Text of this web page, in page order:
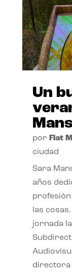
Un
por Flat
ciudad
Sara
años
profesión
las
jornada
directora